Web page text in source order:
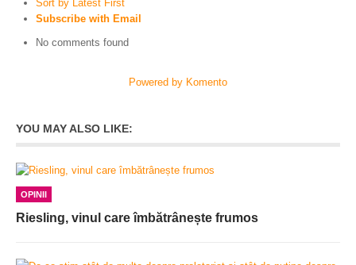
Sort by Latest First
Subscribe with Email
No comments found
Powered by Komento
YOU MAY ALSO LIKE:
OPINII
Riesling, vinul care îmbătrânește frumos